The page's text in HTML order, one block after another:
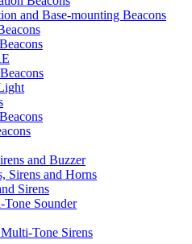
and Base-mounting Beacons
and Buzzer
Sirens and Horns
Sirens
Sounder
Tone Sirens